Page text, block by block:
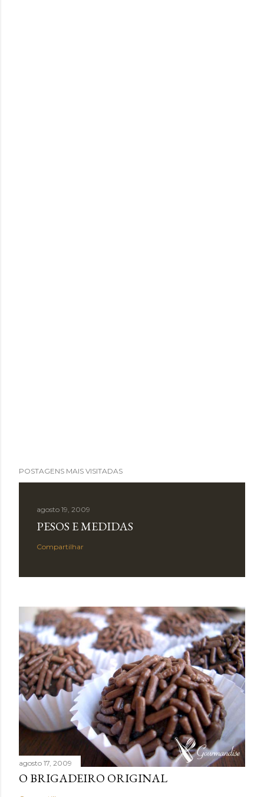
POSTAGENS MAIS VISITADAS
agosto 19, 2009
PESOS E MEDIDAS
Compartilhar
agosto 17, 2009
O BRIGADEIRO ORIGINAL